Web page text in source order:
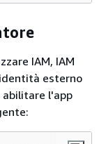
IAM, IAM
esterno
abilitare l'app